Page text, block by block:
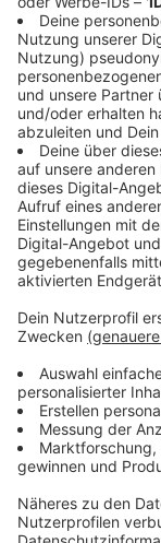
vorne und
Problem, dass
Flüchtlinge
nachvollziehbar,
wie viele
bekommen.
Anzeige
Hohe Kosten
Anzeige
Grob
Millionen Euro
Flüchtlinge, die
müssten. Es
lediglich
genau, ob sie